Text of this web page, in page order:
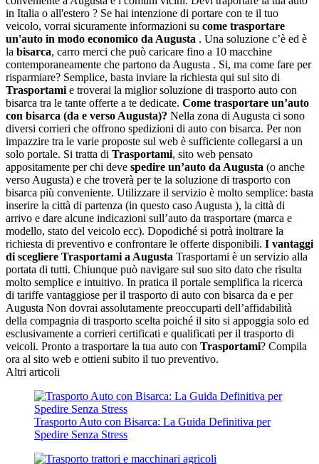
in Italia o all'estero ? Se hai intenzione di portare con te il tuo
veicolo, vorrai sicuramente informazioni su come trasportare
un'auto in modo economico da Augusta . Una soluzione c’è ed è
la bisarca, carro merci che può caricare fino a 10 macchine
contemporaneamente che partono da Augusta . Si, ma come fare per
risparmiare? Semplice, basta inviare la richiesta qui sul sito di
Trasportami e troverai la miglior soluzione di trasporto auto con
bisarca tra le tante offerte a te dedicate. Come trasportare un’auto
con bisarca (da e verso Augusta)? Nella zona di Augusta ci sono
diversi corrieri che offrono spedizioni di auto con bisarca. Per non
impazzire tra le varie proposte sul web è sufficiente collegarsi a un
solo portale. Si tratta di Trasportami, sito web pensato
appositamente per chi deve spedire un’auto da Augusta (o anche
verso Augusta) e che troverà per te la soluzione di trasporto con
bisarca più conveniente. Utilizzare il servizio è molto semplice: basta
inserire la città di partenza (in questo caso Augusta ), la città di
arrivo e dare alcune indicazioni sull’auto da trasportare (marca e
modello, stato del veicolo ecc). Dopodiché si potrà inoltrare la
richiesta di preventivo e confrontare le offerte disponibili. I vantaggi
di scegliere Trasportami a Augusta Trasportami è un servizio alla
portata di tutti. Chiunque può navigare sul suo sito dato che risulta
molto semplice e intuitivo. In pratica il portale semplifica la ricerca
di tariffe vantaggiose per il trasporto di auto con bisarca da e per
Augusta Non dovrai assolutamente preoccuparti dell’affidabilità
della compagnia di trasporto scelta poiché il sito si appoggia solo ed
esclusivamente a corrieri certificati e qualificati per il trasporto di
veicoli. Pronto a trasportare la tua auto con Trasportami? Compila
ora al sito web e ottieni subito il tuo preventivo.
Altri articoli
Trasporto Auto con Bisarca: La Guida Definitiva per
Spedire Senza Stress